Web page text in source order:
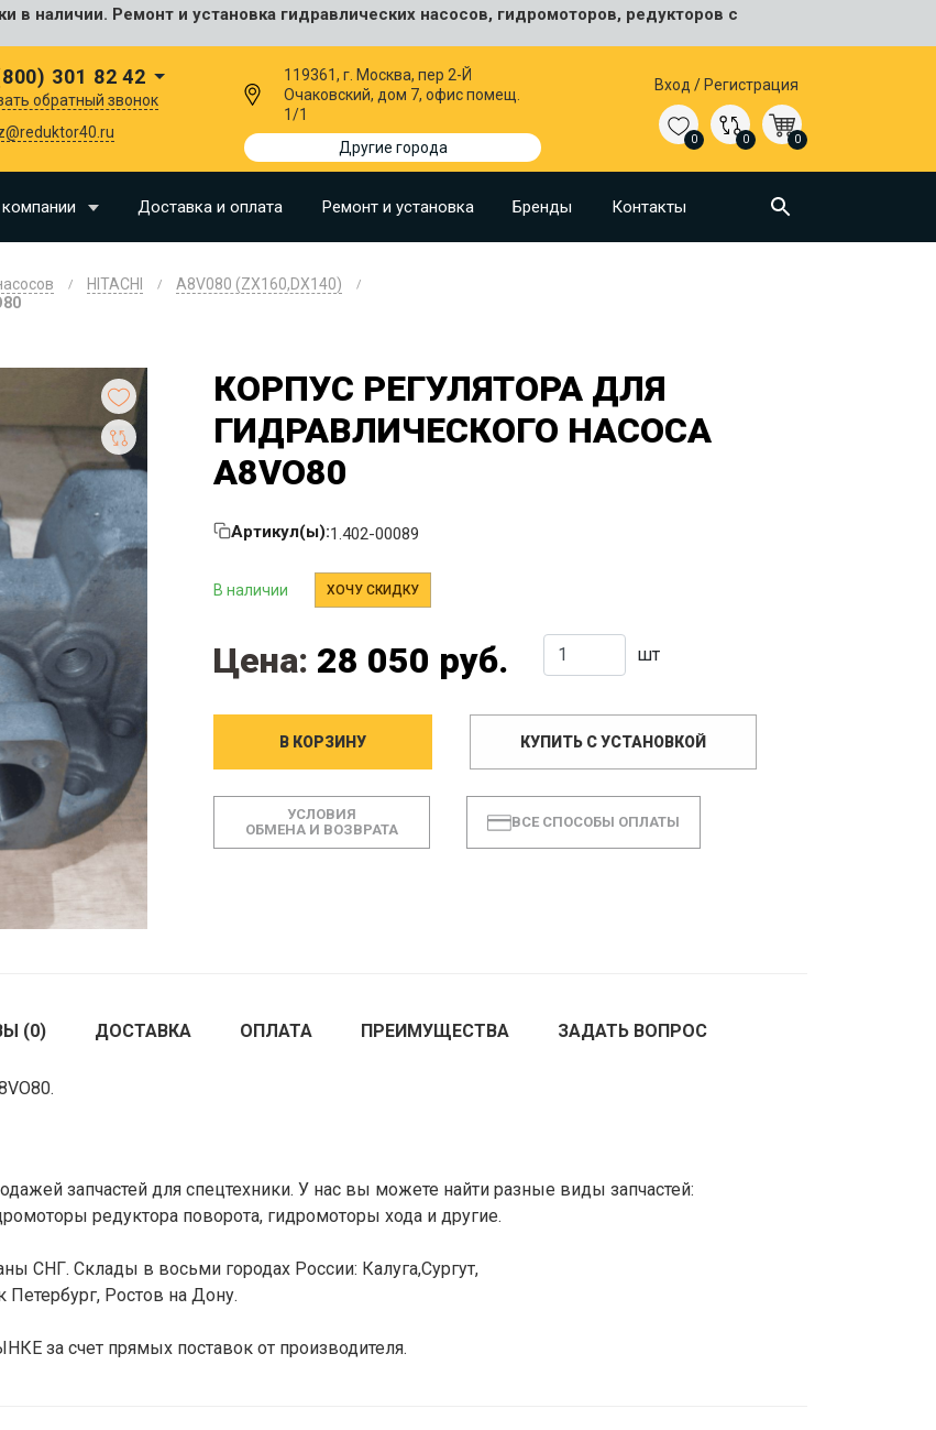
в наличии. Ремонт и установка гидравлических насосов, гидромоторов, редукторов с
301 82 42
обратный звонок
119361, г. Москва, пер 2-Й
Очаковский, дом 7, офис помещ.
1/1
Другие города
Вход / Регистрация
0 0 0
Доставка и оплата Ремонт и установка Бренды Контакты
HITACHI
A8V080 (ZX160,DX140)
КОРПУС РЕГУЛЯТОРА ДЛЯ
ГИДРАВЛИЧЕСКОГО НАСОСА
A8VO80
Артикул(ы):1.402-00089
В наличии ХОЧУ СКИДКУ
Цена: 28 050 руб. шт
В КОРЗИНУ КУПИТЬ С УСТАНОВКОЙ
УСЛОВИЯ
ОБМЕНА И ВОЗВРАТА
ВСЕ СПОСОБЫ ОПЛАТЫ
(0) ДОСТАВКА ОПЛАТА ПРЕИМУЩЕСТВА ЗАДАТЬ ВОПРОС
запчастей для спецтехники. У нас вы можете найти разные виды запчастей:
редуктора поворота, гидромоторы хода и другие.
СНГ. Склады в восьми городах России: Калуга,Сургут,
Петербург, Ростов на Дону.
счет прямых поставок от производителя.